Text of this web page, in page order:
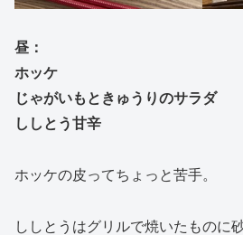
昼：
ホッケ
じゃがいもときゅうりのサラダ
ししとう甘辛
ホッケの皮ってちょっと苦手。
ししとうはグリルで焼いたものに